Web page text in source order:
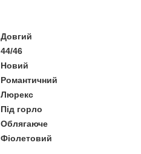
Довгий
44/46
Новий
Романтичний
Люрекс
Під горло
Облягаюче
Фіолетовий